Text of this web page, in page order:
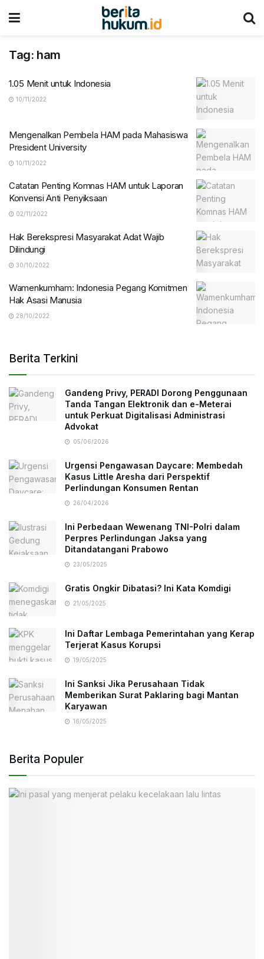
Tag: ham
1.05 Menit untuk Indonesia
10/11/2022
Mengenalkan Pembela HAM pada Mahasiswa
President University
10/11/2022
Catatan Penting Komnas HAM untuk Laporan
Konvensi Anti Penyiksaan
02/11/2022
Hak Berekspresi Masyarakat Adat Wajib
Dilindungi
30/10/2022
Wamenkumham: Indonesia Pegang Komitmen
Hak Asasi Manusia
28/10/2022
Berita Terkini
Gandeng Privy, PERADI Dorong Penggunaan
Tanda Tangan Elektronik dan e-Meterai
untuk Perkuat Digitalisasi Administrasi
Advokat
05/06/2026
Urgensi Pengawasan Daycare: Membedah
Kasus Little Aresha dari Perspektif
Perlindungan Konsumen Rentan
26/04/2026
Ini Perbedaan Wewenang TNI-Polri dalam
Perpres Perlindungan Jaksa yang
Ditandatangani Prabowo
23/05/2025
Gratis Ongkir Dibatasi? Ini Kata Komdigi
21/05/2025
Ini Daftar Lembaga Pemerintahan yang Kerap
Terjerat Kasus Korupsi
19/05/2025
Ini Sanksi Jika Perusahaan Tidak
Memberikan Surat Paklaring bagi Mantan
Karyawan
16/05/2025
Berita Populer